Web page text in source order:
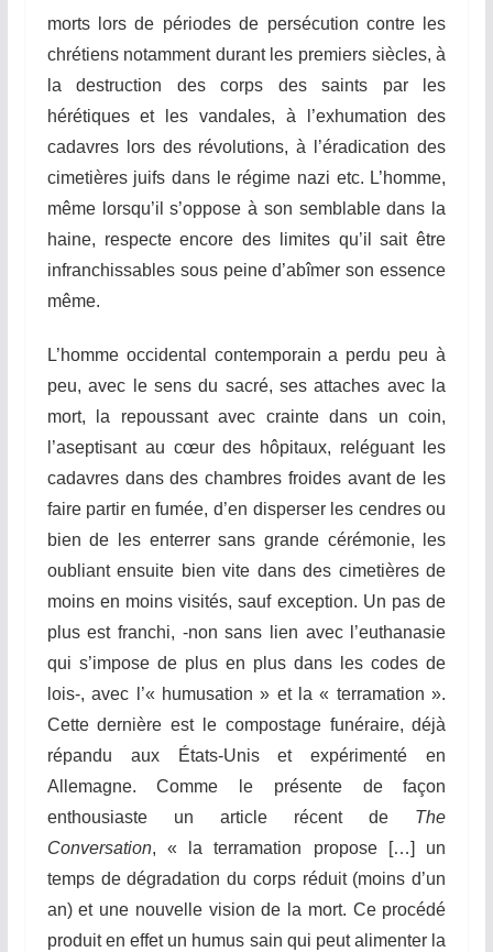
morts lors de périodes de persécution contre les
chrétiens notamment durant les premiers siècles, à
la destruction des corps des saints par les
hérétiques et les vandales, à l’exhumation des
cadavres lors des révolutions, à l’éradication des
cimetières juifs dans le régime nazi etc. L’homme,
même lorsqu’il s’oppose à son semblable dans la
haine, respecte encore des limites qu’il sait être
infranchissables sous peine d’abîmer son essence
même.
L’homme occidental contemporain a perdu peu à
peu, avec le sens du sacré, ses attaches avec la
mort, la repoussant avec crainte dans un coin,
l’aseptisant au cœur des hôpitaux, reléguant les
cadavres dans des chambres froides avant de les
faire partir en fumée, d’en disperser les cendres ou
bien de les enterrer sans grande cérémonie, les
oubliant ensuite bien vite dans des cimetières de
moins en moins visités, sauf exception. Un pas de
plus est franchi, -non sans lien avec l’euthanasie
qui s’impose de plus en plus dans les codes de
lois-, avec l’« humusation » et la « terramation ».
Cette dernière est le compostage funéraire, déjà
répandu aux États-Unis et expérimenté en
Allemagne. Comme le présente de façon
enthousiaste un article récent de The
Conversation, « la terramation propose […] un
temps de dégradation du corps réduit (moins d’un
an) et une nouvelle vision de la mort. Ce procédé
produit en effet un humus sain qui peut alimenter la